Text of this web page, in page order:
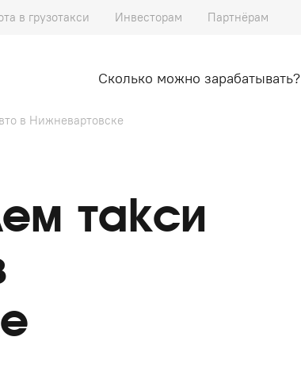
в грузотакси Инвесторам Партнёрам
Сколько можно зарабатывать?
в Нижневартовске
такси